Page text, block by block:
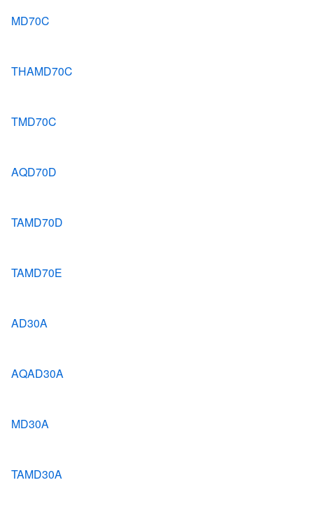
MD70C
THAMD70C
TMD70C
AQD70D
TAMD70D
TAMD70E
AD30A
AQAD30A
MD30A
TAMD30A